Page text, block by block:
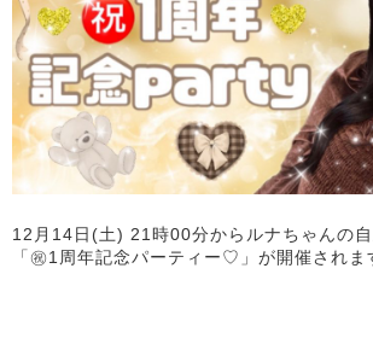
12月14日(土) 21時00分からルナちゃんの
「㊗1周年記念パーティー♡」が開催されま